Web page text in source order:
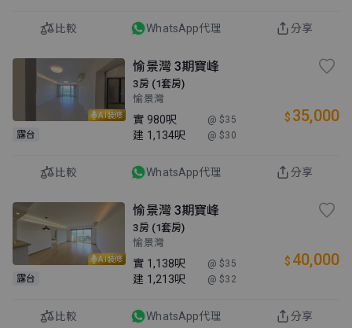
比較 WhatsApp代理 分享
AI裝修
露台
愉景灣 3期寶峰
3房 (1套房)
愉景灣
實 980呎 @ $35
建 1,134呎 @ $30
$ 35,000
比較 WhatsApp代理 分享
AI裝修
露台
愉景灣 3期寶峰
3房 (1套房)
愉景灣
實 1,138呎 @ $35
建 1,213呎 @ $32
$ 40,000
比較 WhatsApp代理 分享